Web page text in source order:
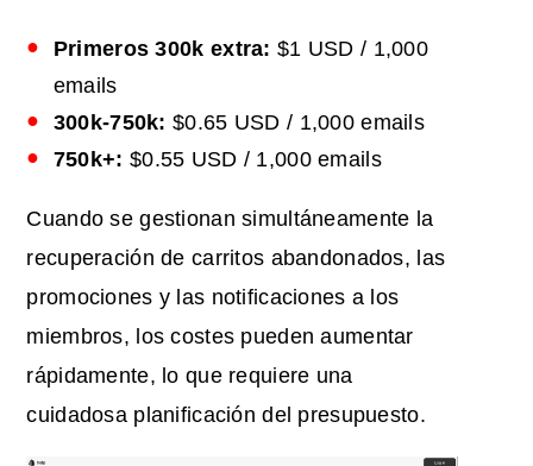
Primeros 300k extra: $1 USD / 1,000
emails
300k-750k:$0.65 USD / 1,000 emails
750k+: $0.55 USD / 1,000 emails
Cuando se gestionan simultáneamente la
recuperación de carritos abandonados, las
promociones y las notificaciones a los
miembros, los costes pueden aumentar
rápidamente, lo que requiere una
cuidadosa planificación del presupuesto.